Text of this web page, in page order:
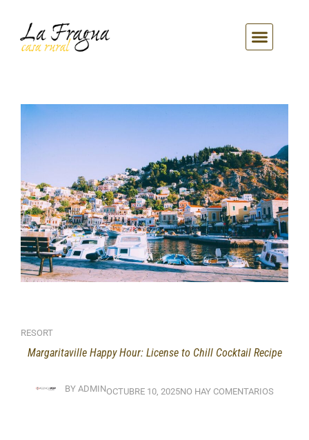
RESORT
Margaritaville Happy Hour: License to Chill Cocktail Recipe
BY ADMINOCTUBRE 10, 2025NO HAY COMENTARIOS